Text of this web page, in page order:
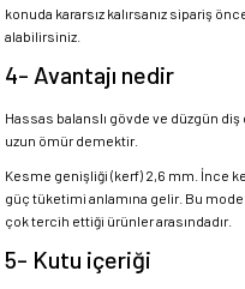
konuda kararsız kalırsanız sipariş
alabilirsiniz.
4- Avantajı nedir
Hassas balanslı gövde ve düzgün
uzun ömür demektir.
Kesme genişliği (kerf) 2,6 mm. İnce
güç tüketimi anlamına gelir. Bu
çok tercih ettiği ürünler arasındadır.
5- Kutu içeriği